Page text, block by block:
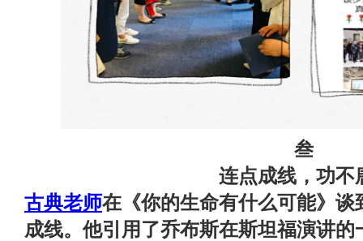
叁
连点成线，功不
古典老师在《你的生命有什么可能》
成线。他引用了乔布斯在斯坦福演讲